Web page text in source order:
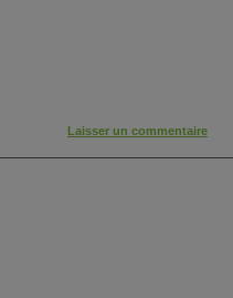
Laisser un commentaire